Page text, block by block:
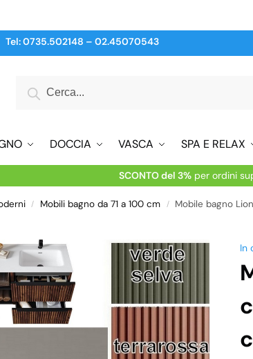
Tel:0735.502148 – 02.45070543
DOCCIA VASCA SPA E RELAX
SCONTO del 3%per ordini
/ Mobili bagno da 71 a 100 cm / Mobile bagno
In